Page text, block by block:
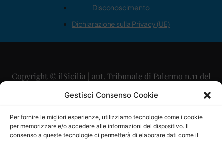
Gestisci Consenso Cookie
Per fornire le migliori esperienze, utilizziamo tecnologie come i cookie
per memorizzare e/o accedere alle informazioni del dispositivo. Il
consenso a queste tecnologie ci permetterà di elaborare dati come il
Disconoscimento
Dichiarazione sulla Privacy (UE)
Copyright © ilSicilia | aut. Tribunale di Palermo n.11 del
29/09/2015
Direttore Editoriale: Maurizio Scaglione